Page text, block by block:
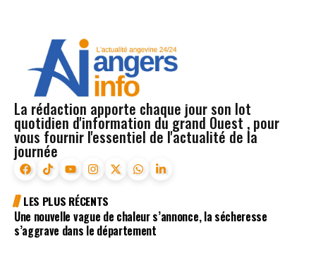
La rédaction apporte chaque jour son lot
quotidien d'information du grand Ouest , pour
vous fournir l'essentiel de l'actualité de la
journée
LES PLUS RÉCENTS
Une nouvelle vague de chaleur s’annonce, la sécheresse
s’aggrave dans le département